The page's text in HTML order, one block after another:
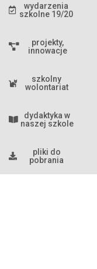
wydarzenia
szkolne 19/20
projekty,
innowacje
szkolny
wolontariat
dydaktyka w
naszej szkole
pliki do
pobrania